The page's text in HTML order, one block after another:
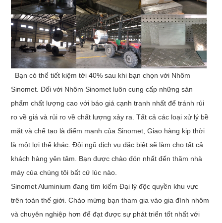
Bạn có thể tiết kiệm tới 40% sau khi bạn chọn với Nhôm
Sinomet. Đối với Nhôm Sinomet luôn cung cấp những sản
phẩm chất lượng cao với báo giá cạnh tranh nhất để tránh rủi
ro về giá và rủi ro về chất lượng xảy ra. Tất cả các loại xử lý bề
mặt và chế tạo là điểm mạnh của Sinomet, Giao hàng kịp thời
là một lợi thế khác. Đội ngũ dịch vụ đặc biệt sẽ làm cho tất cả
khách hàng yên tâm. Bạn được chào đón nhất đến thăm nhà
máy của chúng tôi bất cứ lúc nào.
Sinomet Aluminium đang tìm kiếm Đại lý độc quyền khu vực
trên toàn thế giới. Chào mừng bạn tham gia vào gia đình nhôm
và chuyên nghiệp hơn để đạt được sự phát triển tốt nhất với